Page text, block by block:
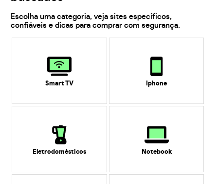
Escolha uma categoria, veja sites específicos,
confiáveis e dicas para comprar com segurança.
Smart TV Iphone
Eletrodomésticos Notebook